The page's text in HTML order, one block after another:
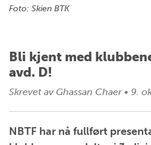
Foto: Skien BTK
Bli kjent med
avd. D!
Skrevet av Ghassan Chaer • 9.
NBTF har nå fullført